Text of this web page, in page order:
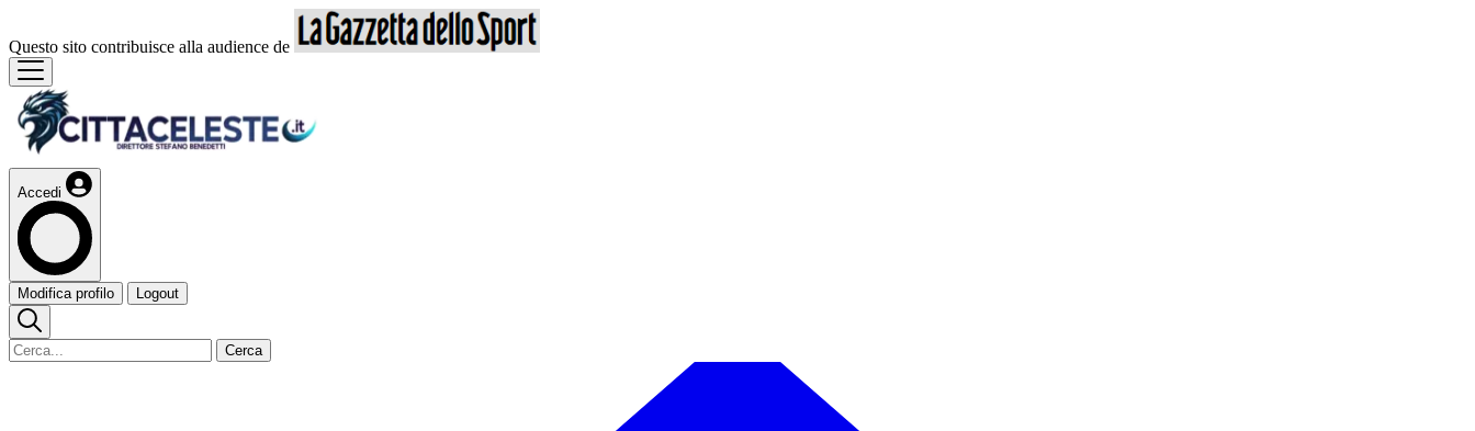
Questo sito contribuisce alla audience de
Accedi
Modifica profilo Logout
Cerca